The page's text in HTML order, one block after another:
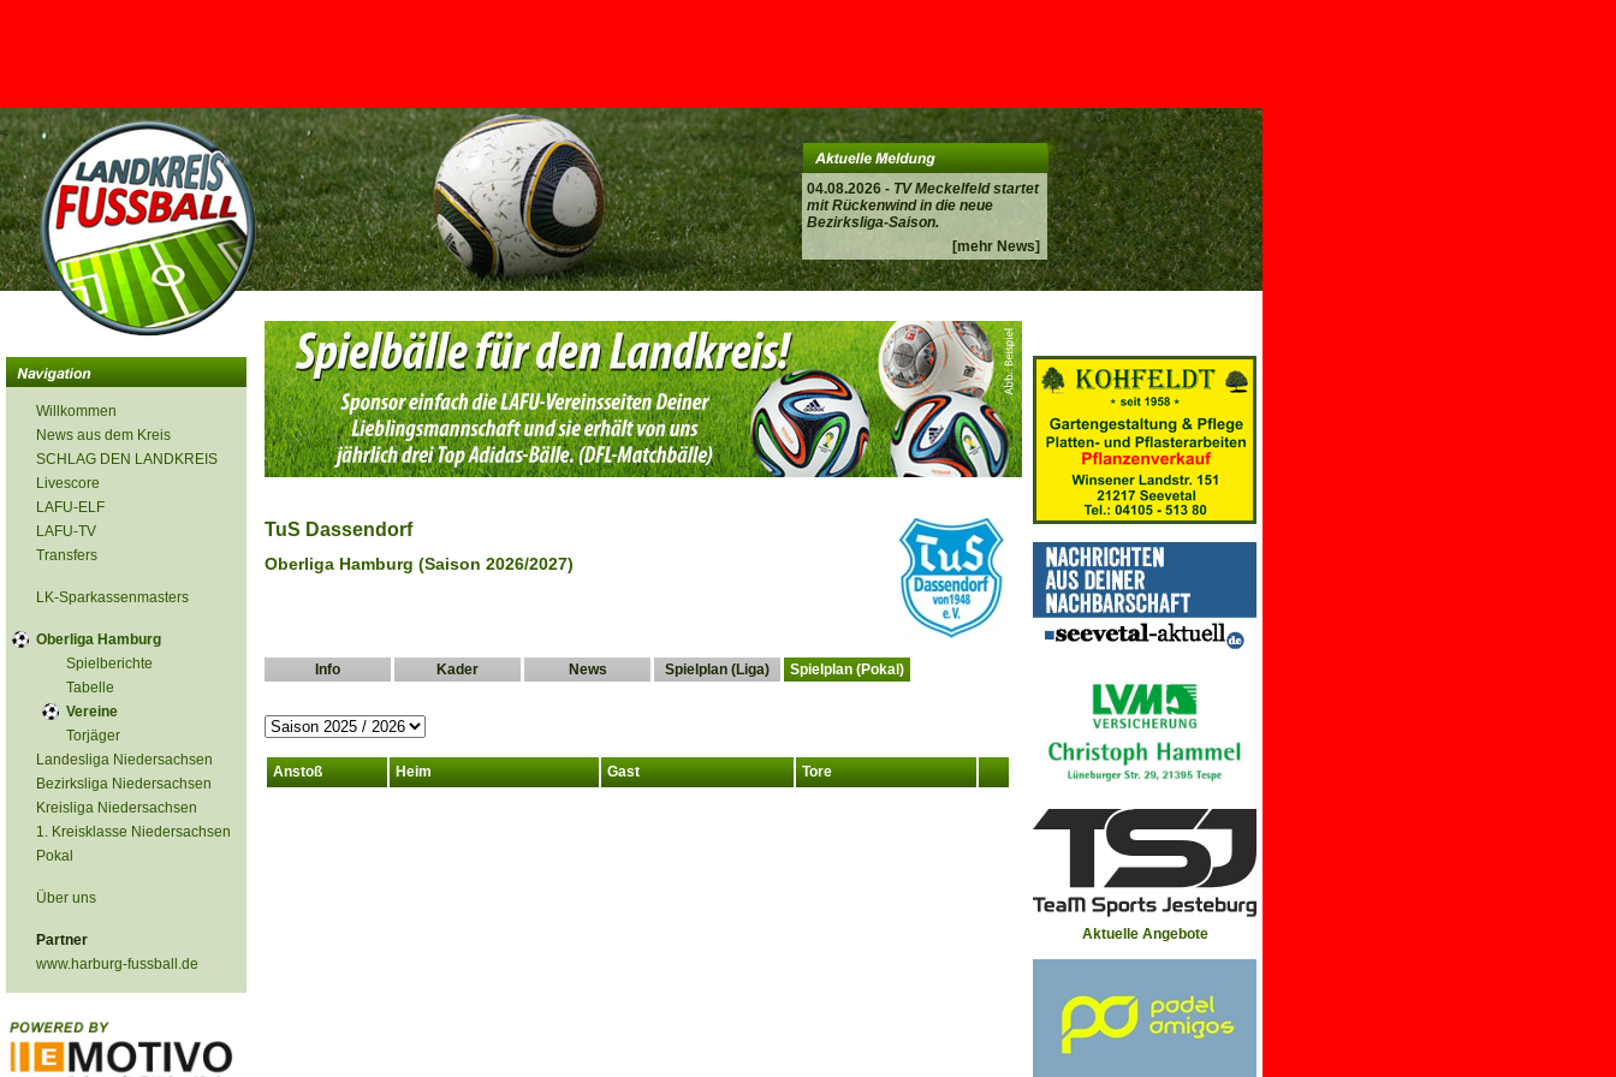
04.08.2026 - TV Meckelfeld startet
mit Rückenwind in die neue
Bezirksliga-Saison.
[mehr News]
<
Willkommen
News aus dem Kreis
SCHLAG DEN LANDKREIS
Livescore
LAFU-ELF
LAFU-TV
Transfers
LK-Sparkassenmasters
Oberliga Hamburg
Spielberichte
Tabelle
Vereine
Torjäger
Landesliga Niedersachsen
Bezirksliga Niedersachsen
Kreisliga Niedersachsen
1. Kreisklasse Niedersachsen
Pokal
Über uns
Partner
www.harburg-fussball.de
TuS Dassendorf
Oberliga Hamburg (Saison 2026/2027)
Info Kader News Spielplan (Liga) Spielplan (Pokal)
Anstoß Heim Gast Tore
Aktuelle Angebote